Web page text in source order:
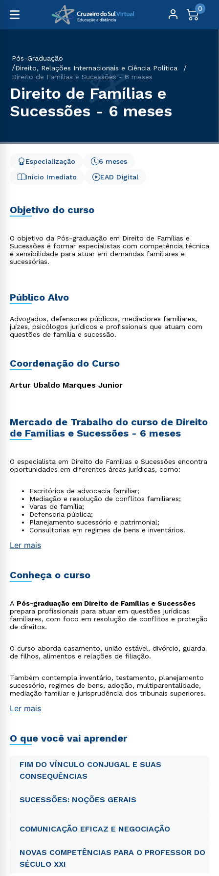
0
Pós-Graduação
Direito, Relações Internacionais e Ciência Política
Direito de Famílias e Sucessões - 6 meses
Direito de Famílias e
Sucessões - 6 meses
Início Imediato
6 meses
Especialização
EAD Digital
Objetivo do curso
O objetivo da Pós-graduação em Direito de Famílias e
Sucessões é formar especialistas com competência técnica
e sensibilidade para atuar em demandas familiares e
sucessórias.
Público Alvo
Advogados, defensores públicos, mediadores familiares,
juízes, psicólogos jurídicos e profissionais que atuam com
questões de família e sucessão.
Coordenação do Curso
Artur Ubaldo Marques Junior
Mercado de Trabalho do curso de Direito
de Famílias e Sucessões - 6 meses
O especialista em Direito de Famílias e Sucessões encontra
oportunidades em diferentes áreas jurídicas, como:
Escritórios de advocacia familiar;
Mediação e resolução de conflitos familiares;
Varas de família;
Defensoria pública;
Planejamento sucessório e patrimonial;
Consultorias em regimes de bens e inventários.
Ler mais
Conheça o curso
A Pós-graduação em Direito de Famílias e Sucessões
prepara profissionais para atuar em questões jurídicas
familiares, com foco em resolução de conflitos e proteção
de direitos.
O curso aborda casamento, união estável, divórcio, guarda
de filhos, alimentos e relações de filiação.
Também contempla inventário, testamento, planejamento
sucessório, regimes de bens, adoção, multiparentalidade,
mediação familiar e jurisprudência dos tribunais superiores.
Ler mais
O que você vai aprender
FIM DO VÍNCULO CONJUGAL E SUAS
CONSEQUÊNCIAS
SUCESSÕES: NOÇÕES GERAIS
COMUNICAÇÃO EFICAZ E NEGOCIAÇÃO
NOVAS COMPETÊNCIAS PARA O PROFESSOR DO
SÉCULO XXI